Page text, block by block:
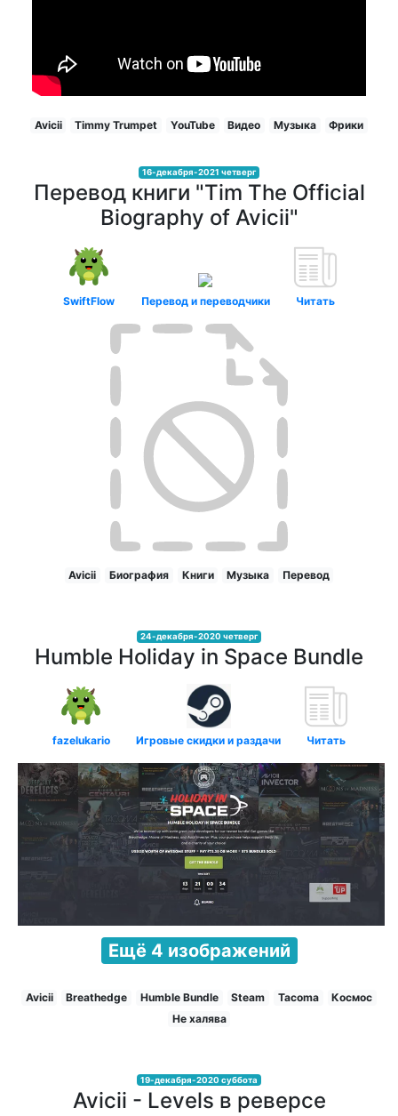
Avicii Timmy Trumpet YouTube Видео Музыка Фрики
16-декабря-2021 четверг
Перевод книги "Tim The Official
Biography of Avicii"
SwiftFlow Перевод и переводчики Читать
Avicii Биография Книги Музыка Перевод
24-декабря-2020 четверг
Humble Holiday in Space Bundle
fazelukario Игровые скидки и раздачи Читать
Ещё 4 изображений
Avicii Breathedge Humble Bundle Steam Tacoma
Космос
Не халява
19-декабря-2020 суббота
Avicii - Levels в реверсе